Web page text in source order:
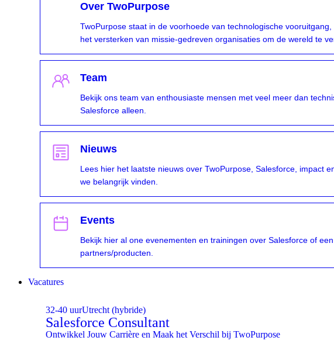
Over TwoPurpose
TwoPurpose staat in de voorhoede van technologische
het versterken van missie-gedreven organisaties om de wereld te
Team
Bekijk ons team van enthousiaste mensen met veel meer dan
Salesforce alleen.
Nieuws
Lees hier het laatste nieuws over TwoPurpose, Salesforce, impact
we belangrijk vinden.
Events
Bekijk hier al one evenementen en trainingen over Salesforce of
partners/producten.
Vacatures
32-40 uurUtrecht (hybride)
Salesforce Consultant
Ontwikkel Jouw Carrière en Maak het Verschil bij TwoPurpose